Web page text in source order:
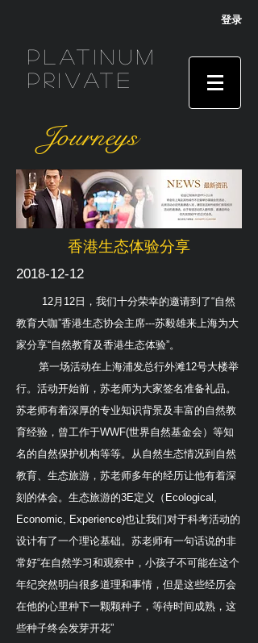
登录
Platinum
Private
Journeys
香港生态体验分享
2018-12-12
12月12日，我们十分荣幸的邀请到了“自然
教育大咖”香港生态协会主席---苏毅雄来上海为大
家分享“自然教育及香港生态体验”。
第一场活动在上海浦发总行外滩12号大楼举
行。活动开始前，苏老师为大家签名准备礼品。
苏老师有着深厚的专业知识背景及丰富的自然教
育经验，曾工作于WWF(世界自然基金会）等知
名的自然保护机构等等。从自然生态情况到自然
教育、生态旅游，苏老师多年的经历让他有着深
刻的体会。生态旅游的3E定义（Ecological,
Economic, Experience)也让我们对于科考活动的
设计有了一个理论基础。苏老师有一句话说的非
常好“在自然学习和观察中，小孩子不可能在这个
年纪突然明白很多道理和事情，但是这些经历会
在他的心里种下一颗颗种子，等待时间成熟，这
些种子终会发芽开花”